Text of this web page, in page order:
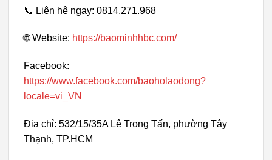
📞 Liên hệ ngay: 0814.271.968
🌐 Website: https://baominhhbc.com/
Facebook:
https://www.facebook.com/baoholaodong?
locale=vi_VN
Địa chỉ: 532/15/35A Lê Trọng Tấn, phường Tây
Thạnh, TP.HCM